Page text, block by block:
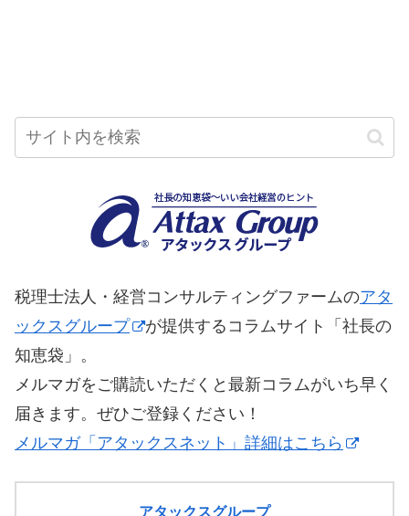
税理士法人・経営コンサルティングファームのアタ
ックスグループ
が提供するコラムサイト「社長の
知恵袋」。
メルマガをご購読いただくと最新コラムがいち早く
届きます。ぜひご登録ください！
メルマガ「アタックスネット」詳細はこちら
アタックスグループ